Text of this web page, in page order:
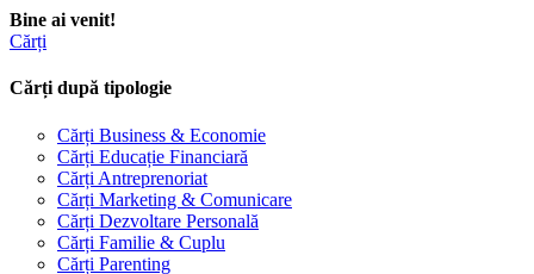
Bine ai venit!
Cărți
Cărți după tipologie
Cărți Business & Economie
Cărți Educație Financiară
Cărți Antreprenoriat
Cărți Marketing & Comunicare
Cărți Dezvoltare Personală
Cărți Familie & Cuplu
Cărți Parenting